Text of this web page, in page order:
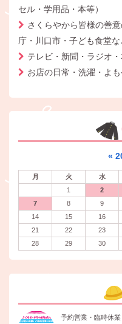
セル・学用品・本等）
さくらやから皆様の善
庁・川口市・子ども食堂な
テレビ・新聞・ラジオ・
お店の日常・洗濯・よ
«
月 火 水
1
2
7
8 9
14
15 16
21
22 23
28
29 30
予約営業・臨時休